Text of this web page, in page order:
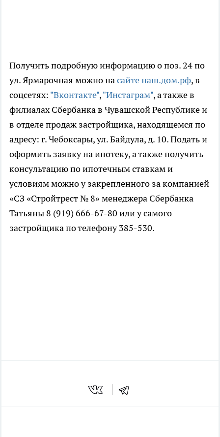
Получить подробную информацию о поз. 24 по
ул. Ярмарочная можно насайте наш.дом.рф, в
соцсетях: "Вконтакте","Инстаграм", а также в
филиалах Сбербанка в Чувашской Республике и
в отделе продаж застройщика, находящемся по
адресу: г. Чебоксары, ул. Байдула, д. 10. Подать и
оформить заявку на ипотеку, а также получить
консультацию по ипотечным ставкам и
условиям можно у закрепленного за компанией
«СЗ «Стройтрест № 8» менеджера Сбербанка
Татьяны 8 (919) 666-67-80 или у самого
застройщика по телефону 385-530.